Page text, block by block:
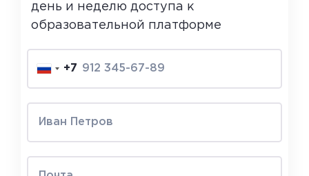
день и неделю доступа к
образовательной платформе
+7